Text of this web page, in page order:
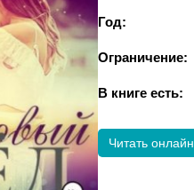
Год:
Ограничение:
В книге есть:
Читать онлайн